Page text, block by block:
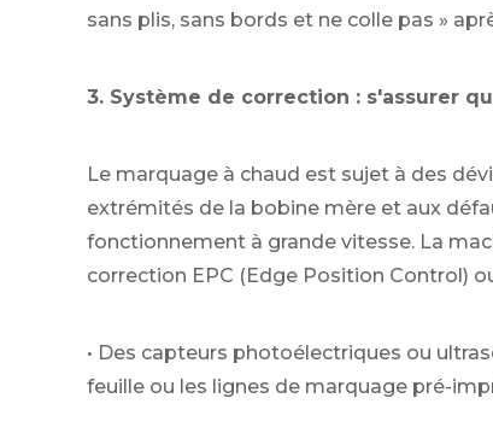
sans plis, sans bords et ne colle pas »
3. Système de correction : s'assurer
Le marquage à chaud est sujet à des
extrémités de la bobine mère et aux
fonctionnement à grande vitesse. La
correction EPC (Edge Position Control)
• Des capteurs photoélectriques ou
feuille ou les lignes de marquage pré-